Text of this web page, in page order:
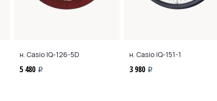
н. Casio IQ-126-5D
5 480 i
н. Casio IQ-151-1
3 980 i